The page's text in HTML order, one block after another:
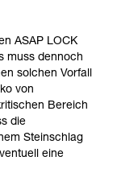
ASAP LOCK
muss dennoch
solchen Vorfall
von
Bereich
die
Steinschlag
eine